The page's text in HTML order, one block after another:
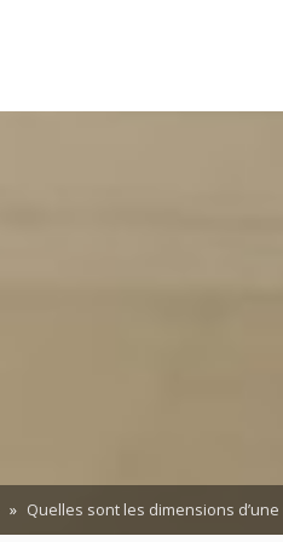
Quelles sont les dimensions